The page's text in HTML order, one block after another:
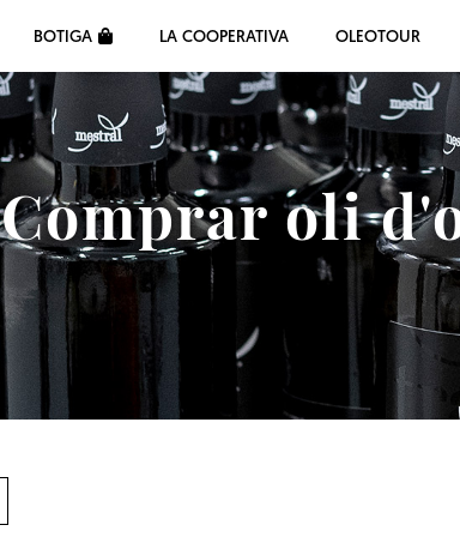
BOTIGA LA COOPERATIVA OLEOTOUR
Comprar oli